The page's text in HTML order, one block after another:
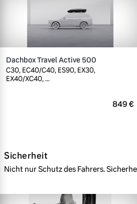
Dachbox Travel Active 500
C30, EC40/C40, ES90, EX30,
EX40/XC40, ...
849 €
Sicherheit
Nicht nur Schutz des Fahrers.